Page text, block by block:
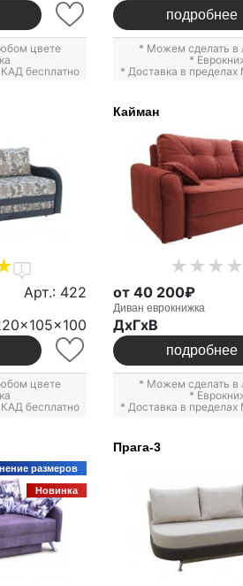
цвете
бесплатно
подробнее
* Можем сделать в
*
* Доставка в
1
Арт.: 422
цвете
бесплатно
Кайман
от 40 200₽
Диван еврокнижка
ДxГxВ
подробнее
* Можем сделать в
*
* Доставка в
размеров
Новинка
Прага-3